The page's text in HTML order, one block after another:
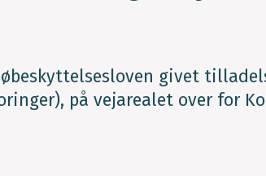
givet
på vejarealet over for